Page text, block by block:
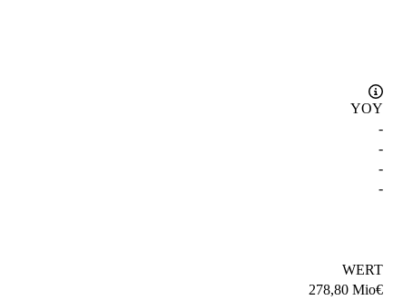
YOY
-
-
-
-
WERT
278,80 Mio€